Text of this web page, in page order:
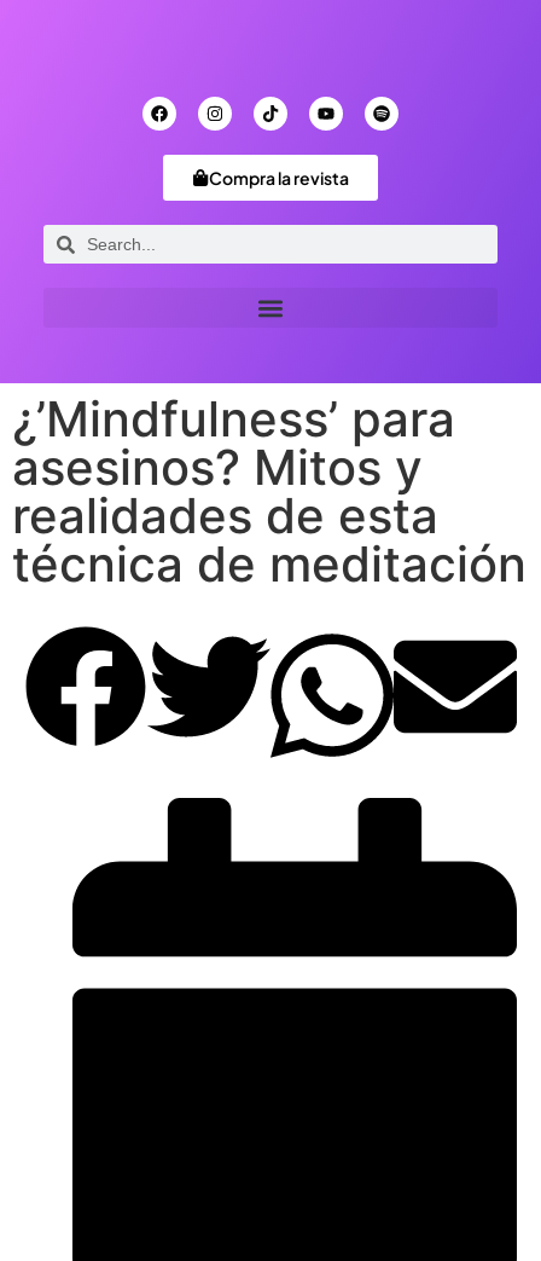
Compra la revista
¿’Mindfulness’ para
asesinos? Mitos y
realidades de esta
técnica de meditación